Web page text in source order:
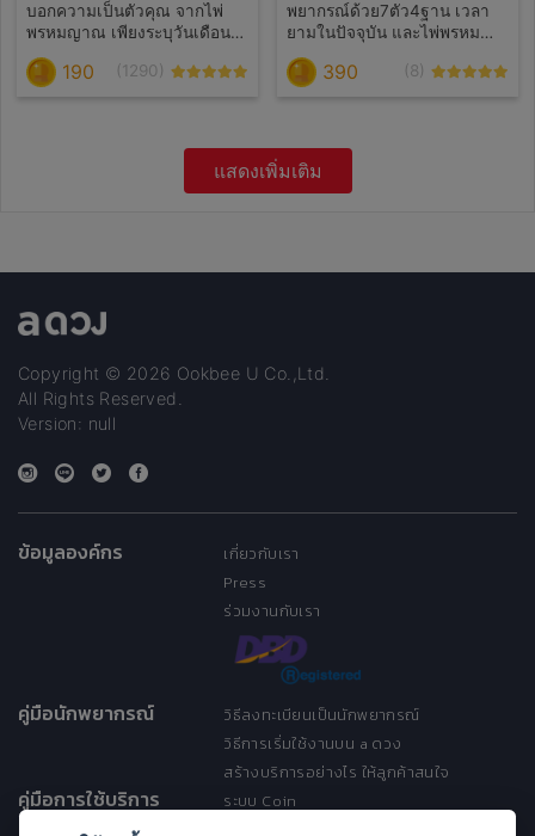
บอกความเป็นตัวคุณ จากไพ่
พรหมญาณ เพียงระบุวันเดือนปี
และเวลาเกิด ตอบจากไพ่พรหม
ญาณ4ใบ 💢สามารถถาม
ความรัก โสด ไม่โสด มีคนคุย
190 (1290)
พยากรณ์ด้วย7ตัว4ฐาน เวลา
ยามในปัจจุบัน และไพ่พรหม
ญาณ ว่าจะเป็นไปในทิศทาง
ไหน สิ่งที่ต้องเจอและสิ่งที่คิดจะ
คำถาม10คำถาม ให้ชัดเจน
พร้อมวันเดือนปีเกิดและเวลา
ไหม เขารู้สึกยังไงกับเราตอนนี้
บริการ590เหรียญค่ะ
390 (8)
แสดงเพิ่มเติม
Copyright © 2026 Ookbee U Co.,Ltd.
All Rights Reserved.
Version: null
ข้อมูลองค์กร
เกี่ยวกับเรา
Press
ร่วมงานกับเรา
คู่มือนักพยากรณ์
วิธีลงทะเบียนเป็นนักพยากรณ์
วิธีการเริ่มใช้งานบน a ดวง
สร้างบริการอย่างไร ให้ลูกค้าสนใจ
คู่มือการใช้บริการ
ระบบ Coin